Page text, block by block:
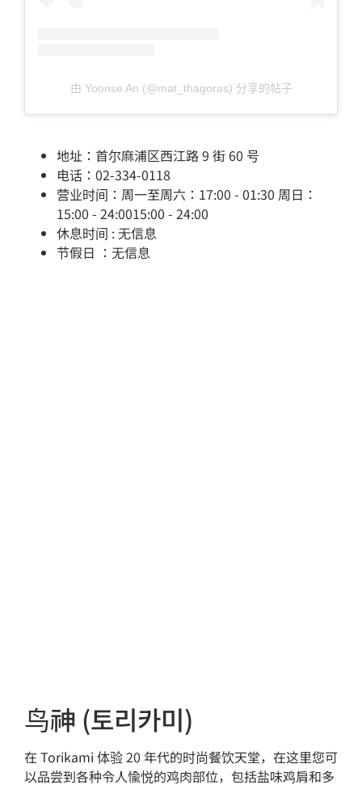
由 Yoonse An (@mat_thagoras) 分享的帖子
地址：首尔麻浦区西江路 9 街 60 号
电话：02-334-0118
营业时间：周一至周六：17:00 - 01:30 周日：
15:00 - 24:0015:00 - 24:00
休息时间 : 无信息
节假日 ：无信息
鸟神 (토리카미)
在 Torikami 体验 20 年代的时尚餐饮天堂，在这里您可
以品尝到各种令人愉悦的鸡肉部位，包括盐味鸡肩和多